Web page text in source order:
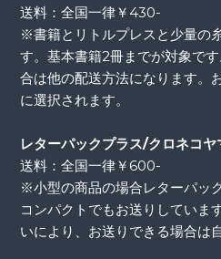
送料：全国一律￥430-
※書籍とリトルプレスと少量の
す。基本書籍2冊までが対象で
合は他の配送方法になります。
に選択されます。
レターパックプラス/クロネコヤ
送料：全国一律￥600-
※小型の商品の場合レターパッ
コンパクトでもお送りしていま
いにより、お送りできる場合は